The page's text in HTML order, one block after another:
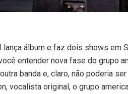
lança álbum e faz dois shows em
entender nova fase do grupo
banda e, claro, não poderia
vocalista original, o grupo